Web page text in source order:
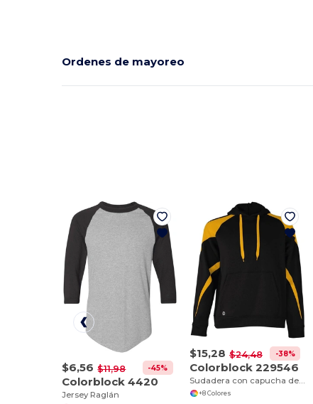
Ordenes de mayoreo
$6,56 $11,98 -45%
Colorblock 4420
Jersey Raglán
$15,28 $24,48 -38%
Colorblock 229546
Sudadera con capucha de forro polar deportivo
+8 Colores